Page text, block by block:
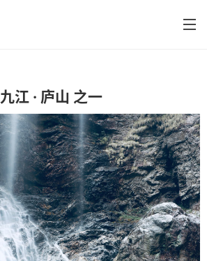
关于
九江 · 庐山 之一